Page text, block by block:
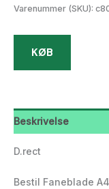
Varenummer (SKU):
KØB
Beskrivelse
D.rect
Bestil Faneblade